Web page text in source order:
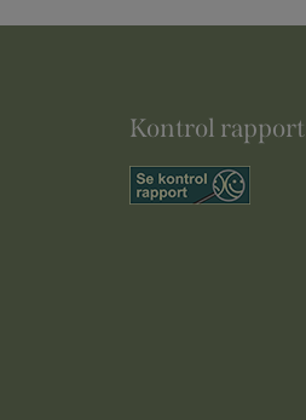
Kontrol rapport